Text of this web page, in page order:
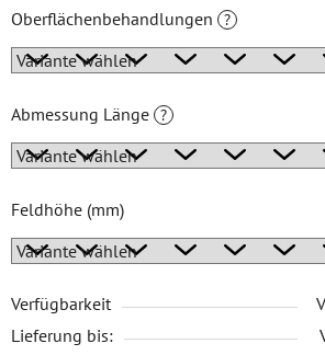
Oberflächenbehandlungen ?
Abmessung Länge ?
Feldhöhe (mm)
Verfügbarkeit
Lieferung bis: